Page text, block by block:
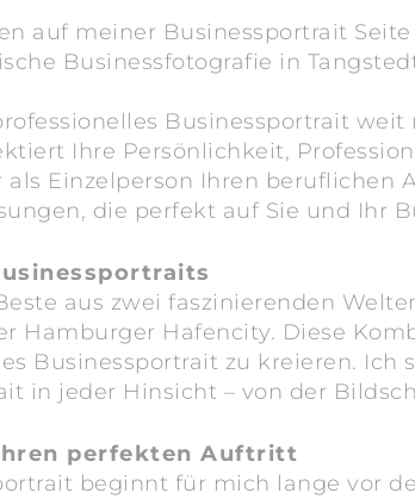
auf meiner Businessportrait
Businessfotografie in
Businessportrait
Ihre Persönlichkeit,
Einzelperson Ihren
die perfekt auf Sie und Ihr
aus zwei faszinierenden
Hamburger Hafencity. Diese
Businessportrait zu kreieren. Ich
in jeder Hinsicht – von der
perfekten Auftritt
beginnt für mich lange vor